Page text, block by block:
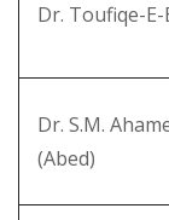
Dr. Toufiqe-E-
Dr. S.M.
(Abed)